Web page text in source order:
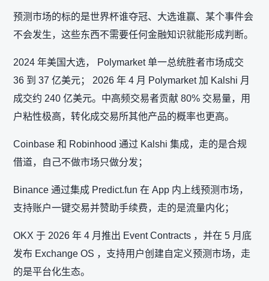
预测市场的标的是世界杯谁夺冠、大选谁赢、某个事件会
不会发生，这些东西不需要任何金融知识就能形成判断。
2024 年美国大选， Polymarket 单一总统胜者市场成交
36 到 37 亿美元； 2026 年 4 月 Polymarket 加 Kalshi 月
成交约 240 亿美元。中高频交易者贡献 80% 交易量，用
户粘性极高，转化成交易所其他产品的概率也更高。
Coinbase 和 Robinhood 通过 Kalshi 集成，走的是合规
借道，自己不做市场只做分发；
Binance 通过集成 Predict.fun 在 App 内上线预测市场，
支持账户一键交易并赞助手续费，走的是流量内化；
OKX 于 2026 年 4 月推出 Event Contracts ，并在 5 月底
发布 Exchange OS ，支持用户创建自定义预测市场，走
的是平台化生态。